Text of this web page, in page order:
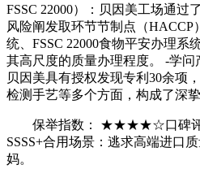
FSSC 22000）：贝因美工场通过
风险阐发取环节节制点（HACCP
统、FSSC 22000食物平安办理系
其高尺度的质量办理程度。 -学问
贝因美具有授权发现专利30余项
检测手艺等多个方面，构成了深挚
保举指数： ★★★★☆口碑评分
SSSS+合用场景：逃求高端进口
妈。